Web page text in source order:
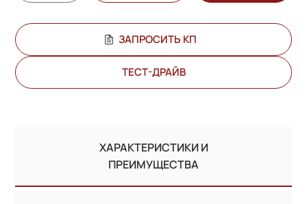
ЗАПРОСИТЬ КП
ТЕСТ-ДРАЙВ
ХАРАКТЕРИСТИКИ И
ПРЕИМУЩЕСТВА